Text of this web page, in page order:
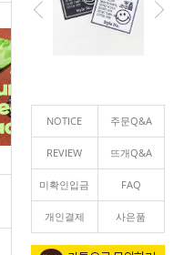
NOTICE 주문Q&A
REVIEW 뜨개Q&A
미확인입금 FAQ
개인결제 사은품